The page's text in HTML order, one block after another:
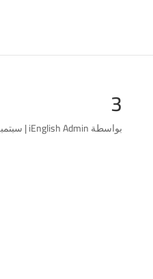
3
بواسطةiEnglish Admin
|سبتمبر 7,